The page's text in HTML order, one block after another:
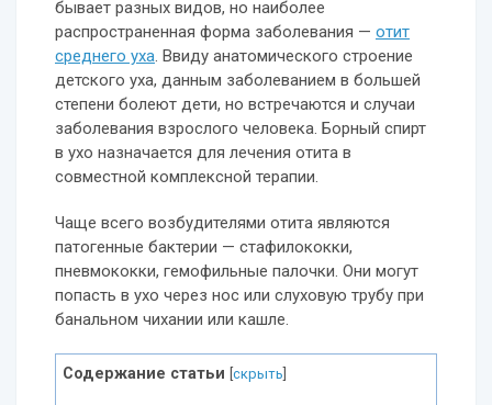
бывает разных видов, но наиболее
распространенная форма заболевания — отит
среднего уха. Ввиду анатомического строение
детского уха, данным заболеванием в большей
степени болеют дети, но встречаются и случаи
заболевания взрослого человека. Борный спирт
в ухо назначается для лечения отита в
совместной комплексной терапии.
Чаще всего возбудителями отита являются
патогенные бактерии — стафилококки,
пневмококки, гемофильные палочки. Они могут
попасть в ухо через нос или слуховую трубу при
банальном чихании или кашле.
Содержание статьи скрыть